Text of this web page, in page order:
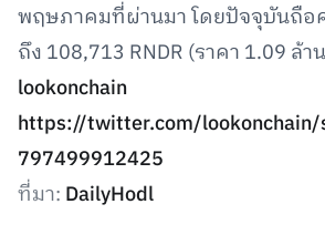
พฤษภาคมที่ผ่านมา โดยปัจจุบันถือ
ถึง 108,713 RNDR (ราคา 1.09 ล้
lookonchain
https://twitter.com/
797499912425
ที่มา: DailyHodl